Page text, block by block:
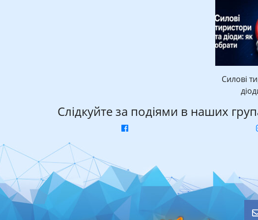
Силові
Слідкуйте за подіями в наших